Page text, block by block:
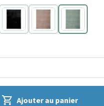
Noir Taupe
Vert
Ajouter au panier